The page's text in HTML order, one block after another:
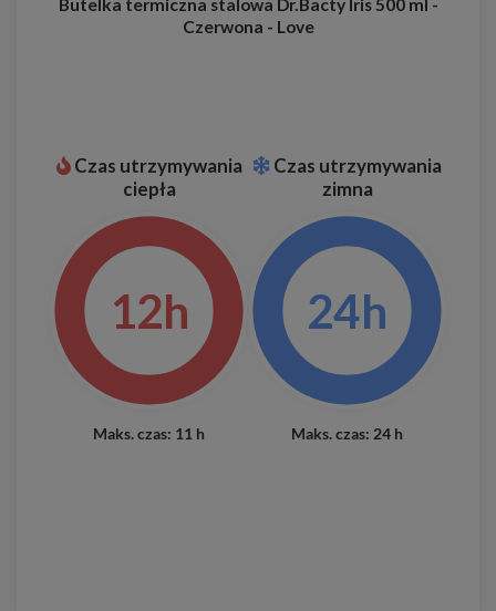
Butelka termiczna stalowa Dr.Bacty Iris 500 ml -
Czerwona - Love
Czas utrzymywania
ciepła
12h
Maks. czas: 11 h
Czas utrzymywania
zimna
24h
Maks. czas: 24 h